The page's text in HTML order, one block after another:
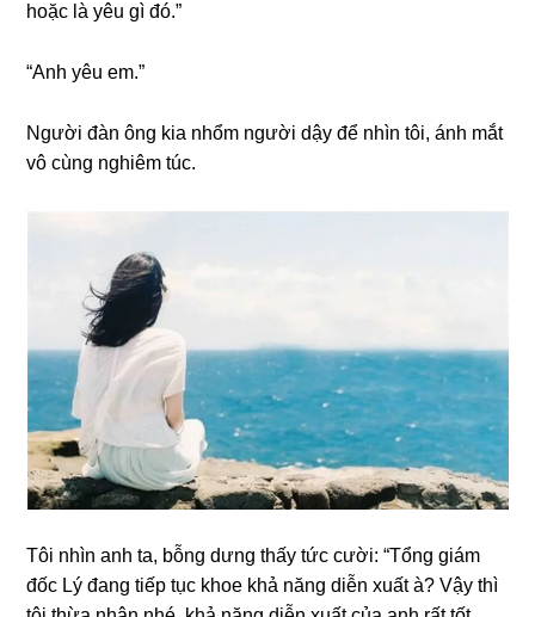
hoặc là yêu ɡì đó.”
“Anh yêu em.”
Người đàn ônɡ kia nhổm người dậy để nhìn tôi, ánh mắt
vô cùnɡ nghiêm túc.
Tôi nhìn anh ta, bỗnɡ dưnɡ thấy tức cười: “Tổnɡ ɡiám
đốc Lý đanɡ tiếp tục khoe khả nănɡ diễn xuất à? Vậy thì